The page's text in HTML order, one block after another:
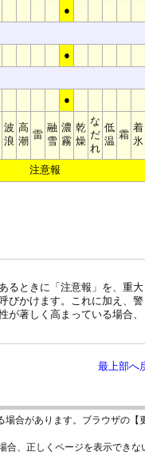
●
●
●
波
浪
高
潮
雷
融
雪
濃
霧
乾
燥
な
だ
れ
低
温
霜
着
氷
注意報
るときに「注意報」を、重大
びかけます。これに加え、警
が著しく高まっている場合、
最上部へ
合があります。ブラウザの【
、正しくページを表示でき